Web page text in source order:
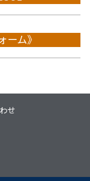
ーム》
せ